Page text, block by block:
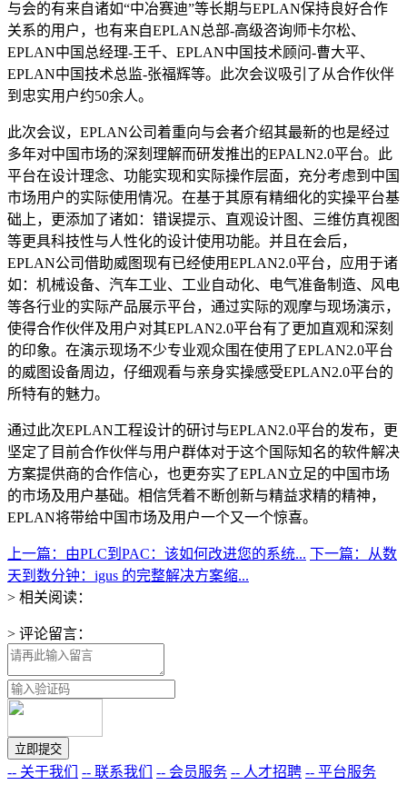
与会的有来自诸如“中冶赛迪”等长期与EPLAN保持良好合作
关系的用户，也有来自EPLAN总部-高级咨询师卡尔松、
EPLAN中国总经理-王千、EPLAN中国技术顾问-曹大平、
EPLAN中国技术总监-张福辉等。此次会议吸引了从合作伙伴
到忠实用户约50余人。
此次会议，EPLAN公司着重向与会者介绍其最新的也是经过
多年对中国市场的深刻理解而研发推出的EPALN2.0平台。此
平台在设计理念、功能实现和实际操作层面，充分考虑到中国
市场用户的实际使用情况。在基于其原有精细化的实操平台基
础上，更添加了诸如：错误提示、直观设计图、三维仿真视图
等更具科技性与人性化的设计使用功能。并且在会后，
EPLAN公司借助威图现有已经使用EPLAN2.0平台，应用于诸
如：机械设备、汽车工业、工业自动化、电气准备制造、风电
等各行业的实际产品展示平台，通过实际的观摩与现场演示，
使得合作伙伴及用户对其EPLAN2.0平台有了更加直观和深刻
的印象。在演示现场不少专业观众围在使用了EPLAN2.0平台
的威图设备周边，仔细观看与亲身实操感受EPLAN2.0平台的
所特有的魅力。
通过此次EPLAN工程设计的研讨与EPLAN2.0平台的发布，更
坚定了目前合作伙伴与用户群体对于这个国际知名的软件解决
方案提供商的合作信心，也更夯实了EPLAN立足的中国市场
的市场及用户基础。相信凭着不断创新与精益求精的精神，
EPLAN将带给中国市场及用户一个又一个惊喜。
上一篇：由PLC到PAC：该如何改进您的系统... 下一篇：从数
天到数分钟：igus 的完整解决方案缩...
> 相关阅读：
> 评论留言：
-- 关于我们 -- 联系我们 -- 会员服务 -- 人才招聘 -- 平台服务